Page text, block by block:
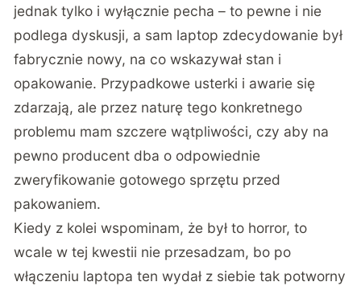
jednak tylko i wyłącznie pecha – to pewne i nie
podlega dyskusji, a sam laptop zdecydowanie był
fabrycznie nowy, na co wskazywał stan i
opakowanie. Przypadkowe usterki i awarie się
zdarzają, ale przez naturę tego konkretnego
problemu mam szczere wątpliwości, czy aby na
pewno producent dba o odpowiednie
zweryfikowanie gotowego sprzętu przed
pakowaniem.
Kiedy z kolei wspominam, że był to horror, to
wcale w tej kwestii nie przesadzam, bo po
włączeniu laptopa ten wydał z siebie tak potworny